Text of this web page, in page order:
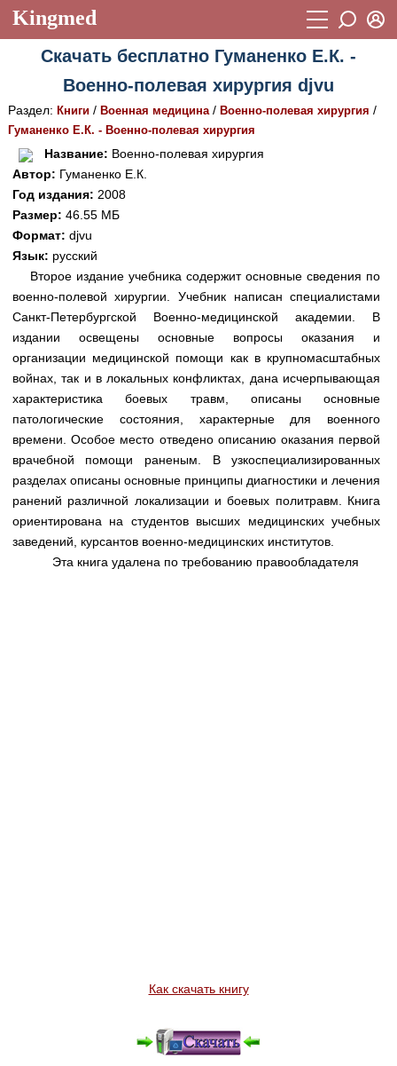
Kingmed
Учебный материал
Видеогалерея 899
Фотогалерея (1906)
Истории болезней
Лекции и презентации
Аккредитационные тесты
Методические рекомендации
Научно-популярное
Статьи
Новости
Медицинская стандартизация
Нормативы экстренной и неотложной помощи
исследований
Обратная связь
Добавить материал
Пароль
Восстановить пароль
Регистрация
Скачать бесплатно Гуманенко Е.К. -
Военно-полевая хирургия djvu
Раздел: Книги/ Военная медицина/ Военно-полевая хирургия /
Гуманенко Е.К. - Военно-полевая хирургия
Название: Военно-полевая хирургия
Автор: Гуманенко Е.К.
Год издания: 2008
Размер: 46.55 МБ
Формат: djvu
Язык: русский
Второе издание учебника содержит основные сведения по
военно-полевой хирургии. Учебник написан специалистами
Санкт-Петербургской Военно-медицинской академии. В
издании освещены основные вопросы оказания и
организации медицинской помощи как в крупномасштабных
войнах, так и в локальных конфликтах, дана исчерпывающая
характеристика боевых травм, описаны основные
патологические состояния, характерные для военного
времени. Особое место отведено описанию оказания первой
врачебной помощи раненым. В узкоспециализированных
разделах описаны основные принципы диагностики и лечения
ранений различной локализации и боевых политравм. Книга
ориентирована на студентов высших медицинских учебных
заведений, курсантов военно-медицинских институтов.
Эта книга удалена по требованию правообладателя
Как скачать книгу